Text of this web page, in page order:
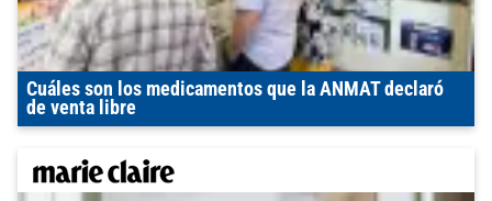
Cuáles son los medicamentos que la ANMAT declaró
de venta libre